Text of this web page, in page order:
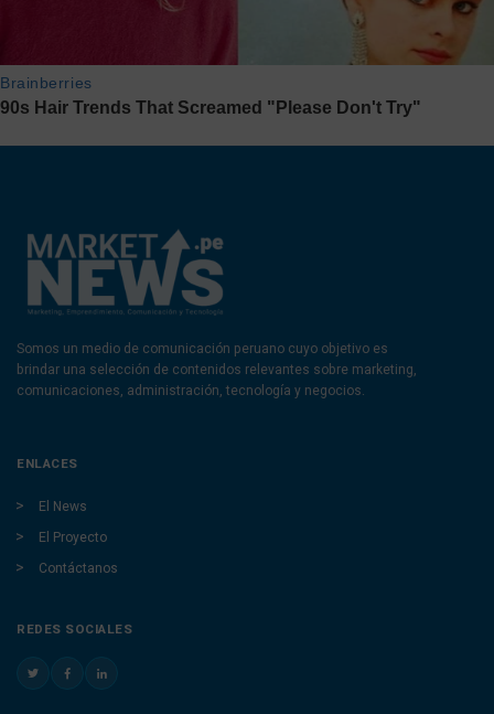
Somos un medio de comunicación peruano cuyo objetivo es
brindar una selección de contenidos relevantes sobre marketing,
comunicaciones, administración, tecnología y negocios.
ENLACES
El News
El Proyecto
Contáctanos
REDES SOCIALES